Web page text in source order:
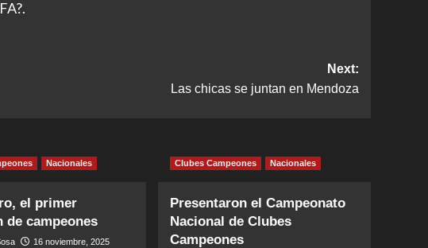
Next:
Las chicas se juntan en Mendoza
Nacionales
el primer
de campeones
16 noviembre, 2025
Clubes Campeones Nacionales
Presentaron el Campeonato
Nacional de Clubes
Campeones